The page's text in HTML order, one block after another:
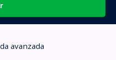
avanzada